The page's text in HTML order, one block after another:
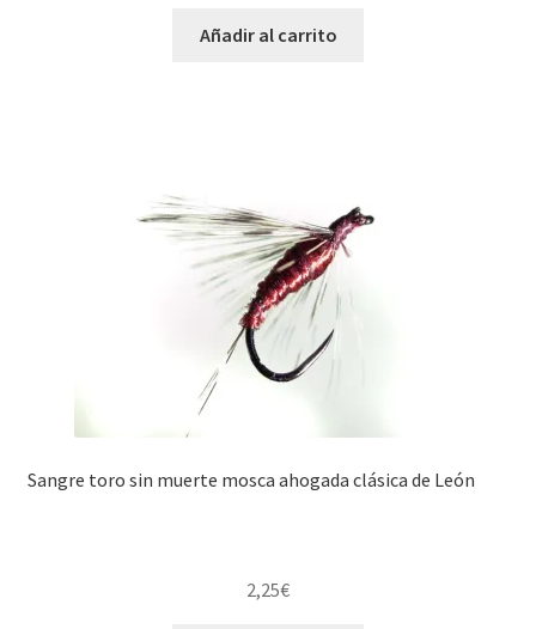
Añadir al carrito
Sangre toro sin muerte mosca ahogada clásica de León
2,25€